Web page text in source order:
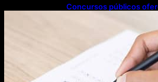
Concursos públicos